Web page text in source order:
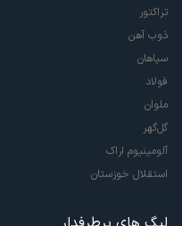
تراکتور
ذوب آهن
سپاهان
فولاد
ملوان
گل‌گهر
آلومینیوم اراک
استقلال خوزستان